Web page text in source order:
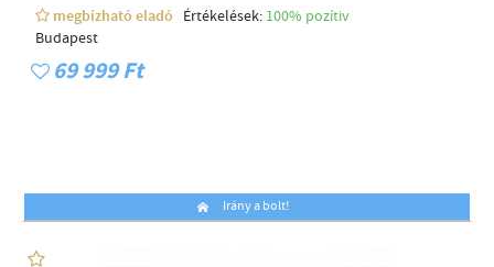
megbízható eladó
Értékelések: 100% pozítiv
Budapest
69 999 Ft
Irány a bolt!